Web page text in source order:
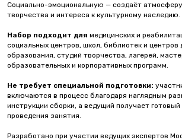
Социально-эмоциональную — создаёт
творчества и интереса к культурному наследию.
Набор подходит для медицинских и
социальных центров, школ, библиотек и центров
образования, студий творчества, лагерей,
образовательных и корпоративных программ.
Не требует специальной подготовки:
включаются в процесс благодаря наглядным
инструкции сборки, а ведущий получает
проведения занятия.
Разработано при участии ведущих экспертов